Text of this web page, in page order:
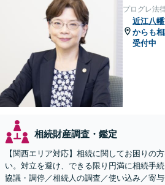
プログレ法
近江八
からも
受付中
相続財産調査・鑑定
【関西エリア対応】相続に関してお困りの
い。対立を避け、できる限り円満に相続手
協議・調停／相続人の調査／使い込み／寄